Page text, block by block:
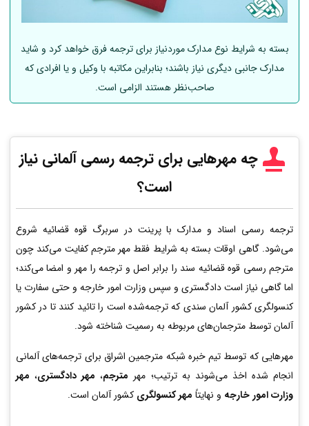
بسته به شرایط نوع مدارک موردنیاز برای ترجمه فرق خواهد کرد و شاید
مدارک جانبی دیگری نیاز باشند؛ بنابراین مکاتبه با وکیل و یا افرادی که
صاحب‌نظر هستند الزامی است.
چه مهرهایی برای ترجمه رسمیآلمانی نیاز
است؟
ترجمه رسمی اسناد و مدارک با پرینت در سربرگ قوه قضائیه شروع
می‌شود. گاهی اوقات بسته به شرایط فقط مهر مترجم کفایت می‌کند چون
مترجم رسمی قوه قضائیه سند را برابر اصل و ترجمه را مهر و امضا می‌کند؛
اما گاهی نیاز است دادگستری و سپس وزارت امور خارجه و حتی سفارت یا
کنسولگری کشور آلمان سندی که ترجمه‌شده است را تائید کنند تا در کشور
آلمان توسط مترجمان‌های مربوطه به رسمیت شناخته شود.
مهرهایی که توسط تیم خبره شبکه مترجمین اشراق برای ترجمه‌های آلمانی
انجام شده اخذ می‌شوند به ترتیب؛ مهر مترجم، مهر دادگستری، مهر
وزارت امور خارجه و نهایتاً مهر کنسولگری کشور آلمان است.